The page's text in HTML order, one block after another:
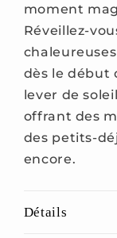
moment
Réveillez-
dès le début
lever de
offrant des
des petits-
encore.
Détails